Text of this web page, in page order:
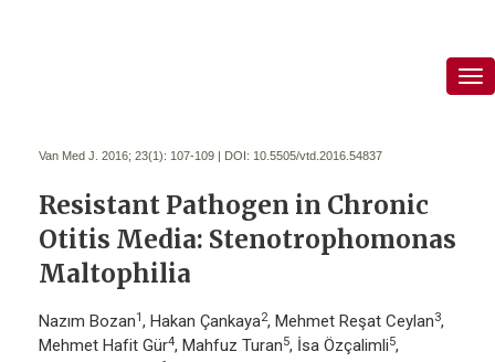
Van Med J. 2016; 23(1): 107-109 | DOI: 10.5505/vtd.2016.54837
Resistant Pathogen in Chronic
Otitis Media: Stenotrophomonas
Maltophilia
Nazım Bozan1, Hakan Çankaya2, Mehmet Reşat Ceylan3,
Mehmet Hafit Gür4, Mahfuz Turan5, İsa Özçalimli5,